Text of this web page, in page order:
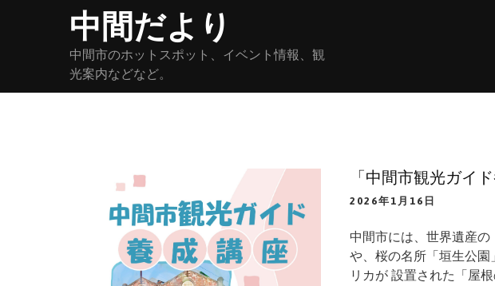
中間だより
中間市のホットスポット、イベント情報、観
光案内などなど。
「中間市観光ガイ
2026年1月16日
中間市には、世界遺産の
や、桜の名所「垣生公
リカが 設置された「屋